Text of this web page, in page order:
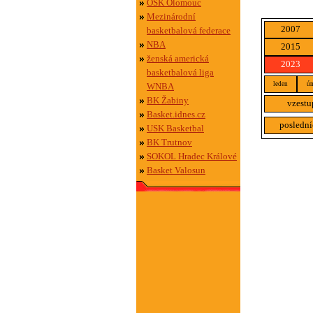
OSK Olomouc
Mezinárodní
basketbalová federace
NBA
ženská americká
basketbalová liga
WNBA
BK Žabiny
Basket.idnes.cz
USK Basketbal
BK Trutnov
SOKOL Hradec Králové
Basket Valosun
2007
2015
2023
leden